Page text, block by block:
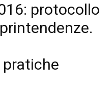
protocollo